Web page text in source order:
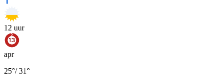
12 uur
apr
25°/31°